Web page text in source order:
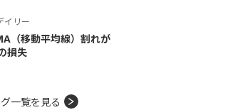
イリー
（移動平均線）割れが
損失
一覧を見る